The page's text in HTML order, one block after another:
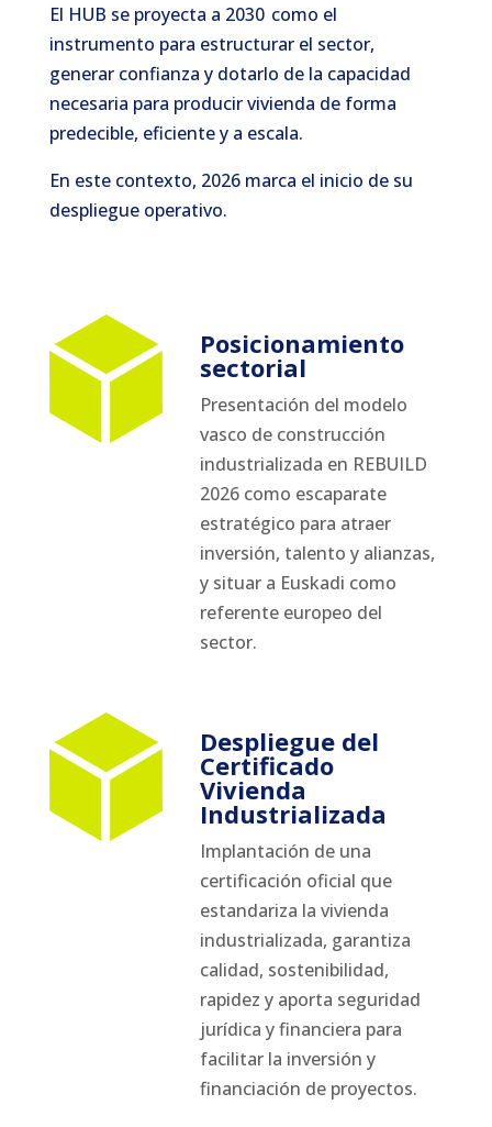
El HUB se proyecta a 2030 como el
instrumento para estructurar el sector,
generar confianza y dotarlo de la capacidad
necesaria para producir vivienda de forma
predecible, eficiente y a escala.
En este contexto, 2026 marca el inicio de su
despliegue operativo.
Posicionamiento
sectorial
Presentación del modelo
vasco de construcción
industrializada en REBUILD
2026 como escaparate
estratégico para atraer
inversión, talento y alianzas,
y situar a Euskadi como
referente europeo del
sector.
Despliegue del
Certificado
Vivienda
Industrializada
Implantación de una
certificación oficial que
estandariza la vivienda
industrializada, garantiza
calidad, sostenibilidad,
rapidez y aporta seguridad
jurídica y financiera para
facilitar la inversión y
financiación de proyectos.